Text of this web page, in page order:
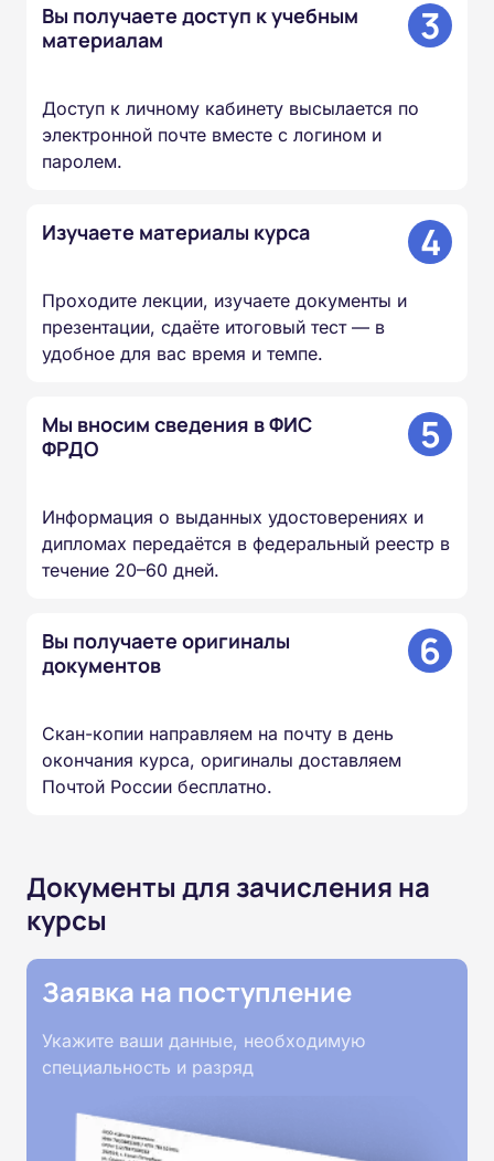
Вы получаете доступ к учебным
материалам
3
Доступ к личному кабинету высылается по
электронной почте вместе с логином и
паролем.
Изучаете материалы курса 4
Проходите лекции, изучаете документы и
презентации, сдаёте итоговый тест — в
удобное для вас время и темпе.
Мы вносим сведения в ФИС
ФРДО
5
Информация о выданных удостоверениях и
дипломах передаётся в федеральный реестр в
течение 20–60 дней.
Вы получаете оригиналы
документов
6
Скан-копии направляем на почту в день
окончания курса, оригиналы доставляем
Почтой России бесплатно.
Документы для зачисления на
курсы
Заявка на поступление
Укажите ваши данные, необходимую
специальность и разряд